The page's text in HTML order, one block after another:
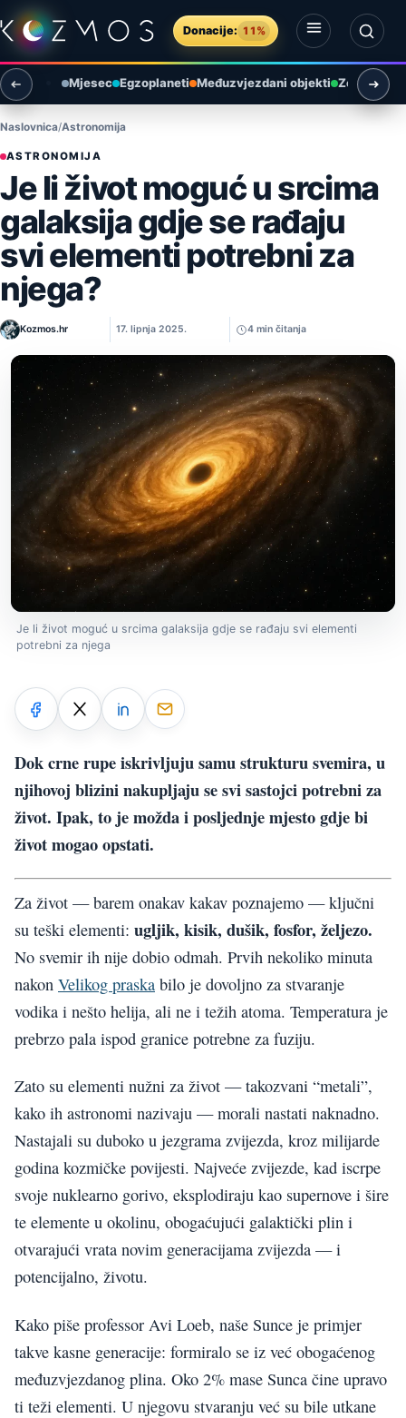
Preskoči na sadržaj
Donacije: 11%
Otvori izbornik
Otvori pretragu
Mjesec Egzoplaneti Međuzvjezdani objekti Zemlja i
Naslovnica Astronomija
ASTRONOMIJA
Je li život moguć u srcima
galaksija gdje se rađaju
svi elementi potrebni za
njega?
Kozmos.hr 17. lipnja 2025. 4 min čitanja
Je li život moguć u srcima galaksija gdje se rađaju svi elementi
potrebni za njega
Dok crne rupe iskrivljuju samu strukturu svemira, u
njihovoj blizini nakupljaju se svi sastojci potrebni za
život. Ipak, to je možda i posljednje mjesto gdje bi
život mogao opstati.
Za život — barem onakav kakav poznajemo — ključni
su teški elementi: ugljik, kisik, dušik, fosfor, željezo.
No svemir ih nije dobio odmah. Prvih nekoliko minuta
nakon Velikog praska bilo je dovoljno za stvaranje
vodika i nešto helija, ali ne i težih atoma. Temperatura je
prebrzo pala ispod granice potrebne za fuziju.
Zato su elementi nužni za život — takozvani “metali”,
kako ih astronomi nazivaju — morali nastati naknadno.
Nastajali su duboko u jezgrama zvijezda, kroz milijarde
godina kozmičke povijesti. Najveće zvijezde, kad iscrpe
svoje nuklearno gorivo, eksplodiraju kao supernove i šire
te elemente u okolinu, obogaćujući galaktički plin i
otvarajući vrata novim generacijama zvijezda — i
potencijalno, životu.
Kako piše professor Avi Loeb, naše Sunce je primjer
takve kasne generacije: formiralo se iz već obogaćenog
međuzvjezdanog plina. Oko 2% mase Sunca čine upravo
ti teži elementi. U njegovu stvaranju već su bile utkane